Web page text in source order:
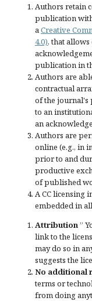
Authors retain
publication
aCreative
4.0), that
publication in
Authors are
contractual
of the journal's
to an
an
Authors are
online (e.g., in
prior to and
productive
of published
A CC licensing
embedded in
Attribution”
link to the
may do so in
suggests the
No additional
terms or
from doing